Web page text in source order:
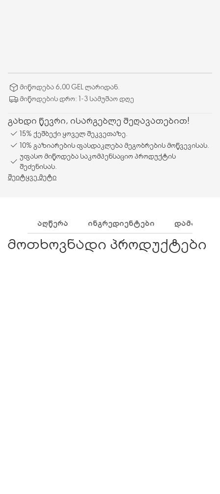
მიწოდება 6,00 GEL ლარიდან.
მიწოდების დრო: 1-3 სამუშაო დღე
გახდი წევრი, ისარგებლე შეღავათებით!
15% ქეშბექი ყოველ შეკვეთაზე.
10% გაზიარების ფასდაკლება მეგობრების მოწვევისას.
უფასო მიწოდება საკომპენსაციო პროდუქტის
შეძენისას.
შეიტყვე მეტი
ᲐᲦᲬᲔᲠᲐ ᲘᲜᲒᲠᲔᲓᲘᲔᲜᲢᲔᲑᲘ
მოთხოვნადი პროდუქტები